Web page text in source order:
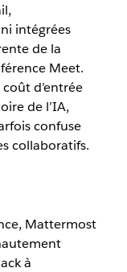
intégrées
de la
Meet.
d’entrée
de l’IA,
confuse
collaboratifs.
Mattermost
à